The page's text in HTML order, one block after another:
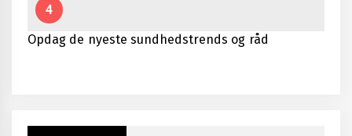
4
Opdag de nyeste sundhedstrends og råd